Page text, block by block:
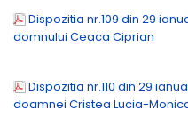
Dispozitia nr.109 din 29
domnului Ceaca Ciprian
Dispozitia nr.110 din 29
doamnei Cristea Lucia-